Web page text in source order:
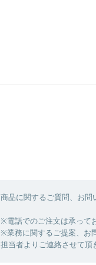
商品に関するご質問、お問
※電話でのご注文は承って
※業務に関するご提案、お
担当者よりご連絡させて頂